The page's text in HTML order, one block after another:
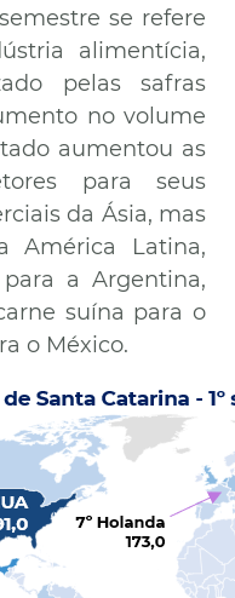
se refere
alimentícia,
pelas safras
no volume
aumentou as
para seus
da Ásia, mas
América Latina,
a Argentina,
suína para o
o México.